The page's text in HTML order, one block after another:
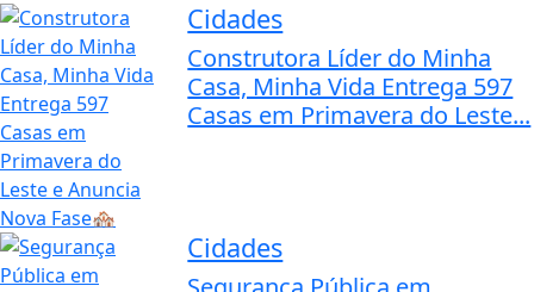
Cidades
Construtora Líder do Minha
Casa, Minha Vida Entrega 597
Casas em Primavera do Leste...
Cidades